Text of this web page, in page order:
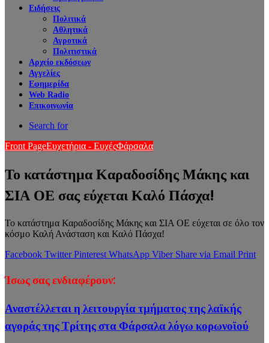
Ειδήσεις
Πολιτικά
Αθλητικά
Αγροτικά
Πολιτιστικά
Αρχείο εκδόσεων
Αγγελίες
Εφημερίδα
Web Radio
Επικοινωνία
Search for
Front PageΕυχετήρια - ΕυχέςΦάρσαλα
Το κατάστημα Καραδοσίδης Μάκης και
ΣΙΑ ΟΕ σας εύχεται Καλό Πάσχα!
Το κατάστημα Καραδοσίδης Μάκης και ΣΙΑ ΟΕ εύχεται σε όλο τον
κόσμο Καλή Ανάσταση και Καλό Πάσχα!
Facebook Twitter Pinterest WhatsApp Viber Share via Email Print
Ίσως σας ενδιαφέρουν:
Αναστέλλεται η λειτουργία τμήματος της λαϊκής
αγοράς της Τρίτης στα Φάρσαλα λόγω κορωνοϊού